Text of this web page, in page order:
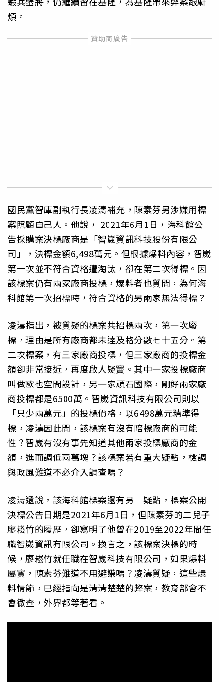
煩。
國民黨智庫副執行長凌濤補充，陳素芬另涉嫌用標
案照顧自己人。他說， 2021年6月1日，海科館公
告採購案決標廠商是「智崴資訊科技股份有限公
司」，決標金額6,498萬元。但根據爆料內容，智崴
第一次並不符合資格遭淘汰，卻在第二次得標。因
該標案仍有兩家廠商投標，爆料者也質問，為何海
科館第一次招標時，符合資格的另兩家無法得標？
凌濤指出，被質疑的標案共招標兩次，第一次廢
標，理由是所有廠商都未達及格分數七十五分。第
二次標案，有三家廠商投標，但三家廠商的投標金
額卻非常接近，再度啟人疑竇。其中一家投標廠商
叫做歐也空間設計，另一家頑石國際，剛好兩家廠
商投標都是6500萬。智崴資訊科技有限公司則以
「只少兩萬元」的投標價格，以6498萬元精準得
標，凌濤因此問，該標案有沒有陪標廠商的可能
性？智崴有沒有事先知道其他兩家投標廠商的金
額，進而調低兩萬塊？該標案若有重大疑點，檢調
與政風難道不必介入調查嗎？
凌濤還說，該海科館標案還有另一疑點，標案公開
決標公告日期是2021年6月1日，但陳素芬的二兒子
廖崧竹的履歷，卻寫明了他曾在2019至2022年間任
職智崴資訊有限公司。換言之，該標案決標的時
候，廖崧竹就任職在智崴科技有限公司，如果爆料
屬實，陳素芬難道不用避嫌嗎？凌濤質疑，這些爆
料情節，已經指向是清清楚楚的弊案，教育部會不
會徹查，外界都等著看。